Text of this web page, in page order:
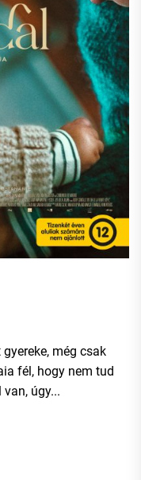
még csak
fél, hogy nem tud
úgy...